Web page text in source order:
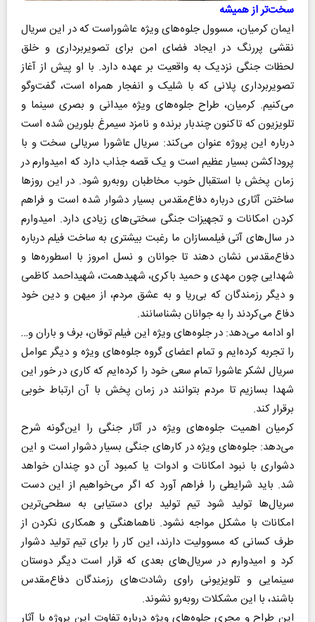
سخت‌تر از همیشه
ایمان کرمیان، مسوول جلوه‌های ویژه عاشوراست که در این سریال
نقشی پررنگ در ایجاد فضای امن برای تصویربرداری و خلق
لحظات جنگی نزدیک به واقعیت بر عهده دارد. با او پیش از آغاز
تصویربرداری پلانی که با شلیک و انفجار همراه است، گفت‌وگو
می‌کنیم. کرمیان، طراح جلوه‌های ویژه میدانی و بصری سینما و
تلویزیون که تاکنون چندبار برنده و نامزد سیمرغ بلورین شده است
درباره این پروژه عنوان می‌کند: سریال عاشورا سریالی سخت و با
پروداکشن بسیار عظیم است و یک قصه جذاب دارد که امیدوارم در
زمان پخش با استقبال خوب مخاطبان روبه‌رو شود. در این روزها
ساختن آثاری درباره دفاع‌مقدس بسیار دشوار شده است و فراهم
کردن امکانات و تجهیزات جنگی سختی‌های زیادی دارد. امیدوارم
در سال‌های آتی فیلمسازان ما رغبت بیشتری به ساخت فیلم درباره
دفاع‌مقدس نشان دهند تا جوانان و نسل امروز با اسطوره‌ها و
شهدایی چون مهدی و حمید باکری، شهیدهمت، شهیداحمد کاظمی
و دیگر رزمندگان که بی‌ریا و به عشق مردم، از میهن و دین خود
دفاع می‌کردند را به جوانان بشناسانند.
او ادامه می‌دهد: در جلوه‌های ویژه این فیلم توفان، برف و باران و…
را تجربه کرده‌ایم و تمام اعضای گروه جلوه‌های ویژه و دیگر عوامل
سریال لشکر عاشورا تمام سعی خود را کرده‌ایم که کاری در خور این
شهدا بسازیم تا مردم بتوانند در زمان پخش با آن ارتباط خوبی
برقرار کند.
کرمیان اهمیت جلوه‌های ویژه در آثار جنگی را این‌گونه شرح
می‌دهد: جلوه‌های ویژه در کارهای جنگی بسیار دشوار است و این
دشواری با نبود امکانات و ادوات یا کمبود آن دو چندان خواهد
شد. باید شرایطی را فراهم آورد که اگر می‌خواهیم از این دست
سریال‌ها تولید شود تیم تولید برای دستیابی به سطحی‌ترین
امکانات با مشکل مواجه نشود. ناهماهنگی و همکاری نکردن از
طرف کسانی که مسوولیت دارند، این کار را برای تیم تولید دشوار
کرد و امیدوارم در سریال‌های بعدی که قرار است دیگر دوستان
سینمایی و تلویزیونی راوی رشادت‌های رزمندگان دفاع‌مقدس
باشند، با این مشکلات روبه‌رو نشوند.
این طراح و مجری جلوه‌های ویژه درباره تفاوت این پروژه با آثار